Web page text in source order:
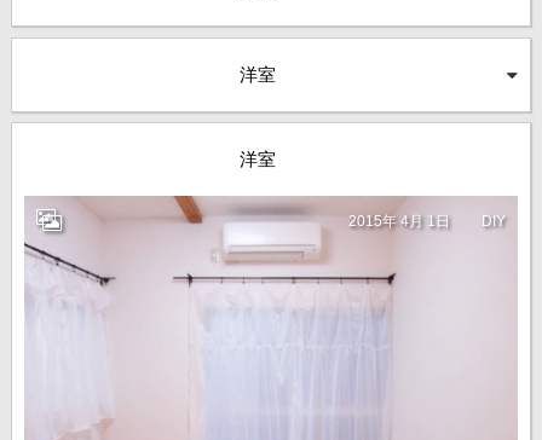
洋室
洋室
2015年 4月 1日 DIY